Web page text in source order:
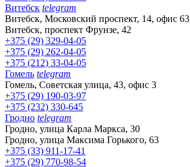
Витебск telegram
Витебск, Московский проспект, 14, офис 63
Витебск, проспект Фрунзе, 42
+375 (29) 329-04-05
+375 (29) 262-04-05
+375 (212) 33-04-05
Гомель telegram
Гомель, Советская улица, 43, офис 3
+375 (29) 190-03-97
+375 (232) 330-645
Гродно telegram
Гродно, улица Карла Маркса, 30
Гродно, улица Максима Горького, 63
+375 (33) 911-17-41
+375 (29) 770-98-54